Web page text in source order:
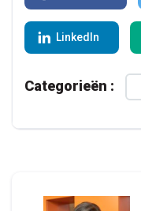
LinkedIn
Categorieën :